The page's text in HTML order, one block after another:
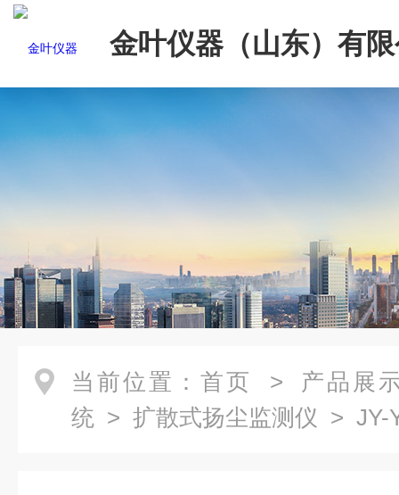
金叶仪器（山东）有
当前位置： 首页 > 产品展
统 > 扩散式扬尘监测仪 > JY-